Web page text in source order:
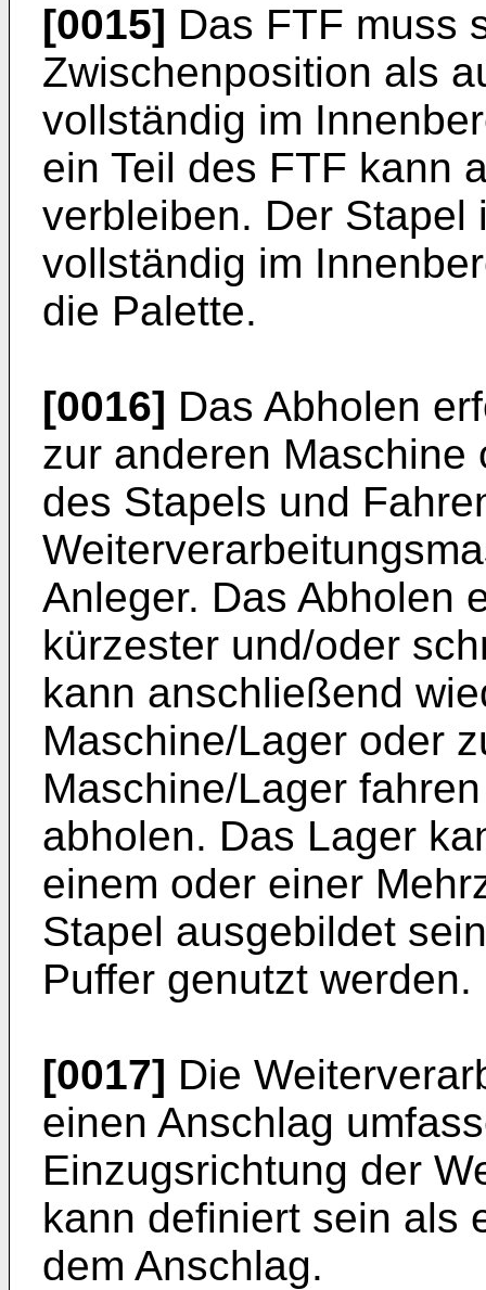
[0015] Das FTF muss
Zwischenposition als
vollständig im
ein Teil des FTF kann
verbleiben. Der Stapel
vollständig im
die Palette.
[0016] Das Abholen
zur anderen Maschine
des Stapels und
Anleger. Das Abholen
kürzester und/oder
kann anschließend
Maschine/Lager oder
Maschine/Lager
abholen. Das Lager
einem oder einer
Stapel ausgebildet
Puffer genutzt werden.
[0017] Die
einen Anschlag
Einzugsrichtung der
kann definiert sein als
dem Anschlag.